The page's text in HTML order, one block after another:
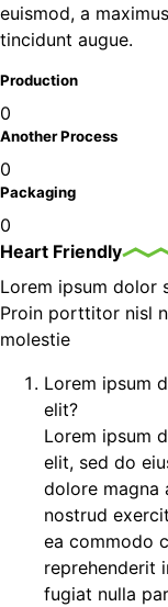
euismod, a
tincidunt augue.
Production
0
Another Process
0
Packaging
0
Heart Friendly
Lorem ipsum dolor
Proin porttitor nisl
molestie
Lorem ipsum
elit?
Lorem ipsum
elit, sed do
dolore magna
nostrud
ea commodo
reprehenderit
fugiat nulla